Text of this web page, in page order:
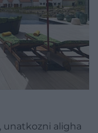
unatkozni aligha